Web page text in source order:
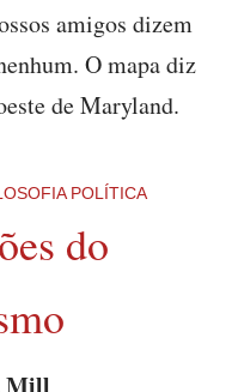
amigos dizem
O mapa diz
de Maryland.
POLÍTICA
do
Mill